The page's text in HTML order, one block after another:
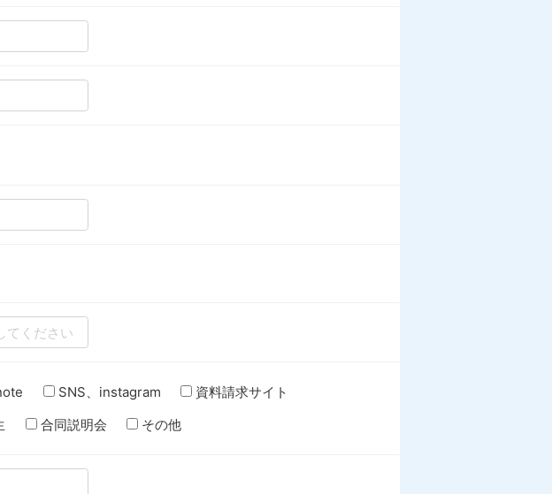
SNS、instagram
資料請求サイト
合同説明会 その他